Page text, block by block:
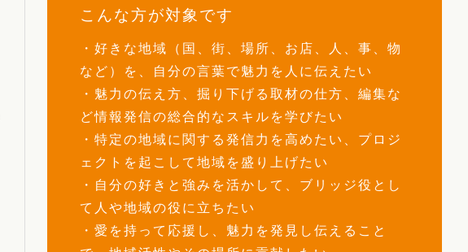
こんな方が対象です
・好きな地域（国、街、場所、お店、人、事、物
など）を、自分の言葉で魅力を人に伝えたい
・魅力の伝え方、掘り下げる取材の仕方、編集な
ど情報発信の総合的なスキルを学びたい
・特定の地域に関する発信力を高めたい、プロジ
ェクトを起こして地域を盛り上げたい
・自分の好きと強みを活かして、ブリッジ役とし
て人や地域の役に立ちたい
・愛を持って応援し、魅力を発見し伝えること